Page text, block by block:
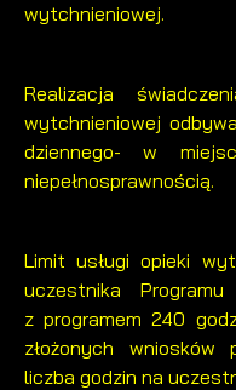
wytchnieniowej.
Realizacja
wytchnieniowej
dziennego- w
niepełnosprawnością.
Limit usługi opieki
uczestnika
z programem 240
złożonych wniosków
liczba godzin na